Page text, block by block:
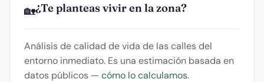
🏡¿Te planteas vivir en la zona?
Análisis de calidad de vida de las calles del
entorno inmediato. Es una estimación basada en
datos públicos — cómo lo calculamos.